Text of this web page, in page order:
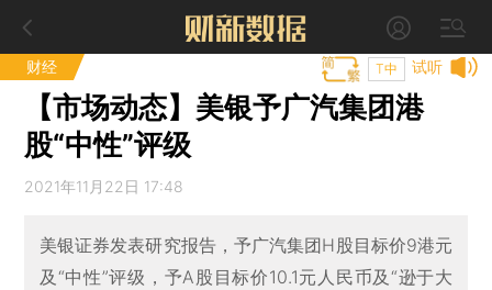
财经 试听
T中
【市场动态】美银予广汽集团港
股“中性”评级
2021年11月22日 17:48
美银证券发表研究报告，予广汽集团H股目标价9港元
及“中性”评级，予A股目标价10.1元人民币及“逊于大